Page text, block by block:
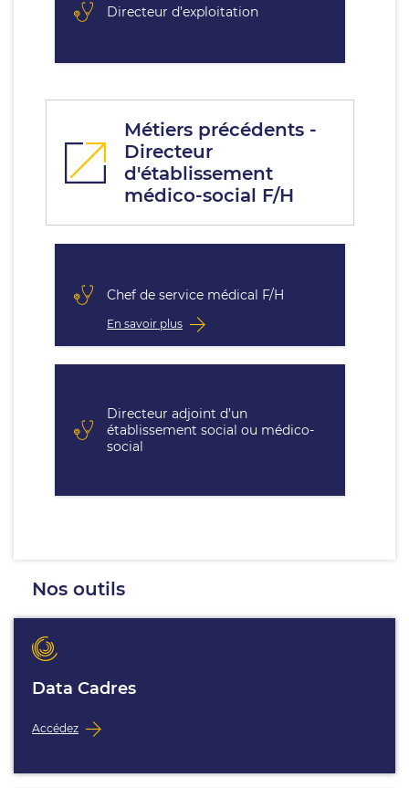
Directeur d’exploitation
Métiers précédents -
Directeur
d'établissement
médico-social F/H
Chef de service médical F/H
En savoir plus
Directeur adjoint d’un
établissement social ou médico-
social
Nos outils
Data Cadres
Accédez